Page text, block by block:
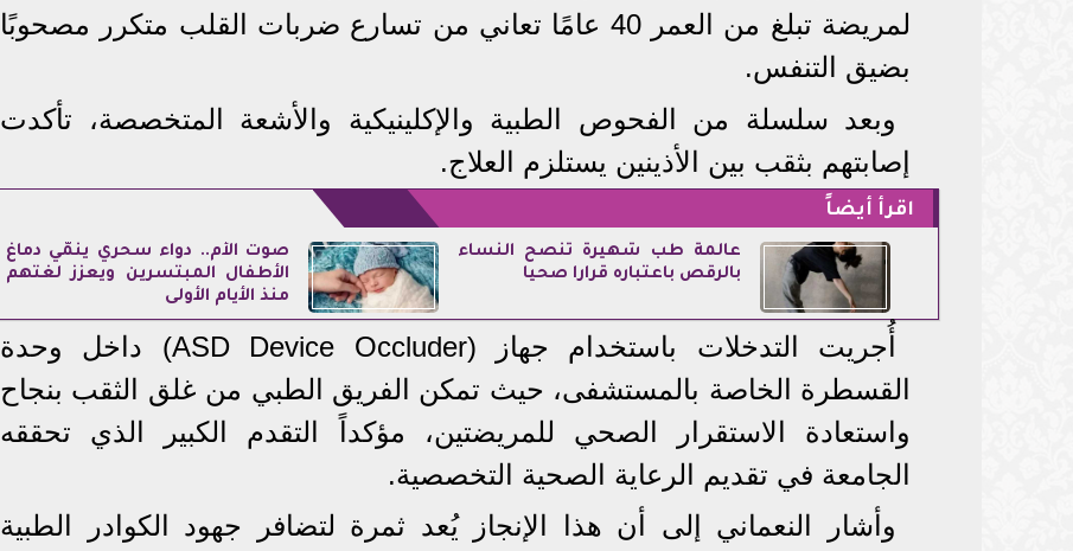
لمريضة تبلغ من العمر 40 عامًا تعاني من تسارع ضربات القلب متكرر مصحوبًا
بضيق التنفس.
وبعد سلسلة من الفحوص الطبية والإكلينيكية والأشعة المتخصصة، تأكدت
إصابتهم بثقب بين الأذينين يستلزم العلاج.
اقرأ أيضاً
عالمة طب شهيرة تنصح النساء
بالرقص باعتباره قرارا صحيا
صوت الأم.. دواء سحري ينمّي دماغ
الأطفال المبتسرين ويعزز لغتهم
منذ الأيام الأولى
أُجريت التدخلات باستخدام جهاز (ASD Device Occluder) داخل وحدة
القسطرة الخاصة بالمستشفى، حيث تمكن الفريق الطبي من غلق الثقب بنجاح
واستعادة الاستقرار الصحي للمريضتين، مؤكداً التقدم الكبير الذي تحققه
الجامعة في تقديم الرعاية الصحية التخصصية.
وأشار النعماني إلى أن هذا الإنجاز يُعد ثمرة لتضافر جهود الكوادر الطبية